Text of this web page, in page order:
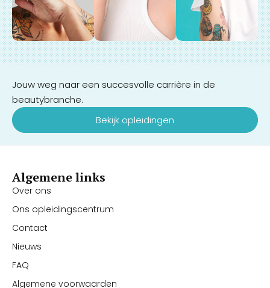
Jouw weg naar een succesvolle carrière in de
beautybranche.
Bekijk opleidingen
Algemene links
Over ons
Ons opleidingscentrum
Contact
Nieuws
FAQ
Algemene voorwaarden